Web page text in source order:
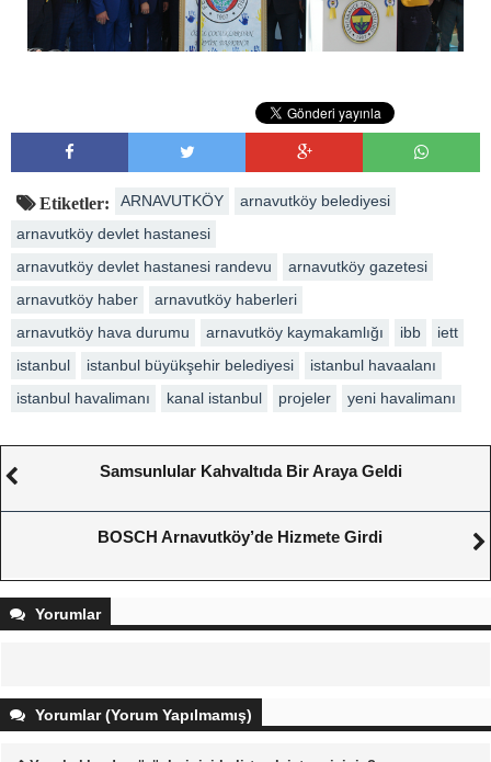
Etiketler: ARNAVUTKÖY
arnavutköy belediyesi
arnavutköy devlet hastanesi
arnavutköy devlet hastanesi randevu
arnavutköy gazetesi
arnavutköy haber
arnavutköy haberleri
arnavutköy hava durumu
arnavutköy kaymakamlığı ibb
iett
istanbul
istanbul büyükşehir belediyesi
istanbul havaalanı
istanbul havalimanı
kanal istanbul projeler yeni havalimanı
Samsunlular Kahvaltıda Bir Araya Geldi
BOSCH Arnavutköy’de Hizmete Girdi
Yorumlar
Yorumlar (Yorum Yapılmamış)